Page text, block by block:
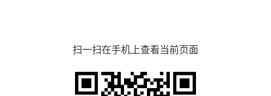
扫一扫在手机上查看当前页面